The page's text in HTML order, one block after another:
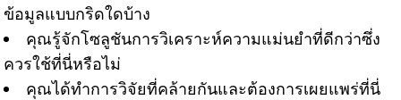
ข้อมูลแบบกริดใดบ้าง
คุณรู้จักโซลูชันการวิเคราะห์ความแม่นยำที่ดีกว่าซึ่ง
ควรใช้ที่นี่หรือไม่
คุณได้ทำการวิจัยที่คล้ายกันและต้องการเผยแพร่ที่นี่